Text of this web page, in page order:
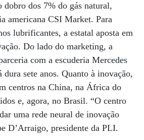
dobro dos 7% do gás natural,
americana CSI Market. Para
lubrificantes, a estatal aposta em
Do lado do marketing, a
com a escuderia Mercedes
sete anos. Quanto à inovação,
centros na China, na África do
e, agora, no Brasil. “O centro
uma rede neural de inovação
D’Arraigo, presidente da PLI.